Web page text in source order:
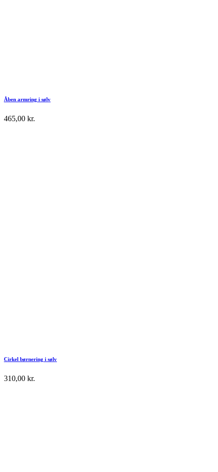
Åben armring i sølv
465,00 kr.
Cirkel børnering i sølv
310,00 kr.